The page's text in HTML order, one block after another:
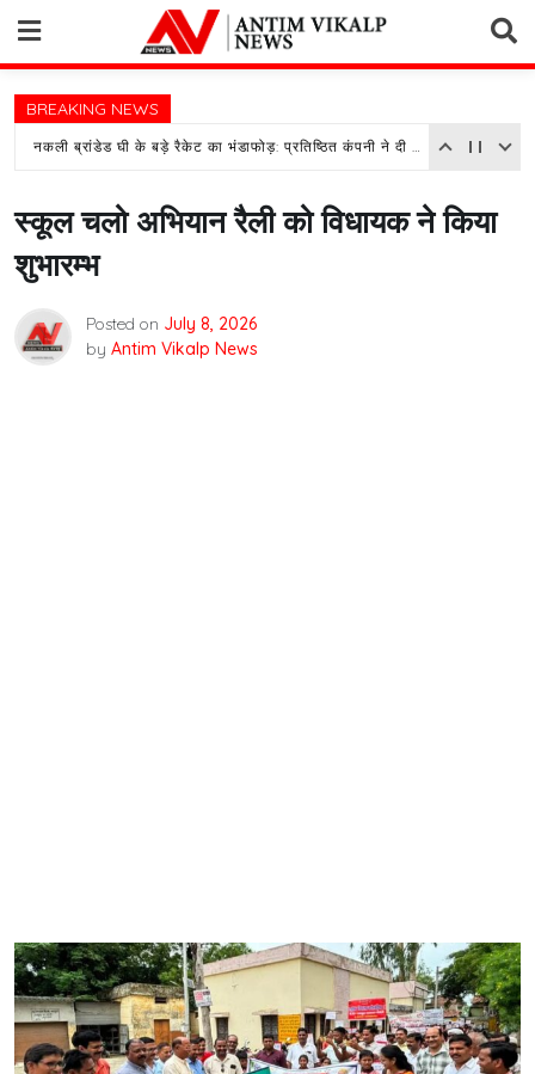
content
BREAKING NEWS
नकली ब्रांडेड घी के बड़े रैकेट का भंडाफोड़: प्रतिष्ठित कंपनी ने दी तहरीर, पुलिस जांच में जुटी
स्कूल चलो अभियान रैली को विधायक ने किया
शुभारम्भ
Posted on July 8, 2026
by Antim Vikalp News